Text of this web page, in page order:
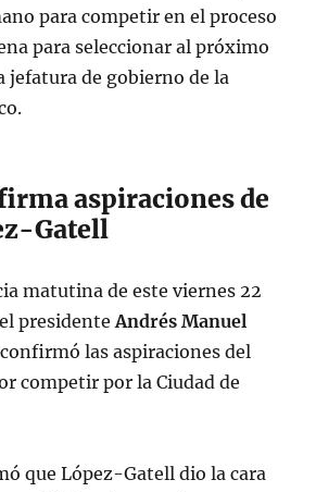
September 22, 2023
para competir en el proceso
para seleccionar al próximo
jefatura de gobierno de la
aspiraciones de
Gatell
matutina de este viernes 22
presidenteAndrés Manuel
confirmó las aspiraciones del
competir por la Ciudad de
que López-Gatell dio la cara